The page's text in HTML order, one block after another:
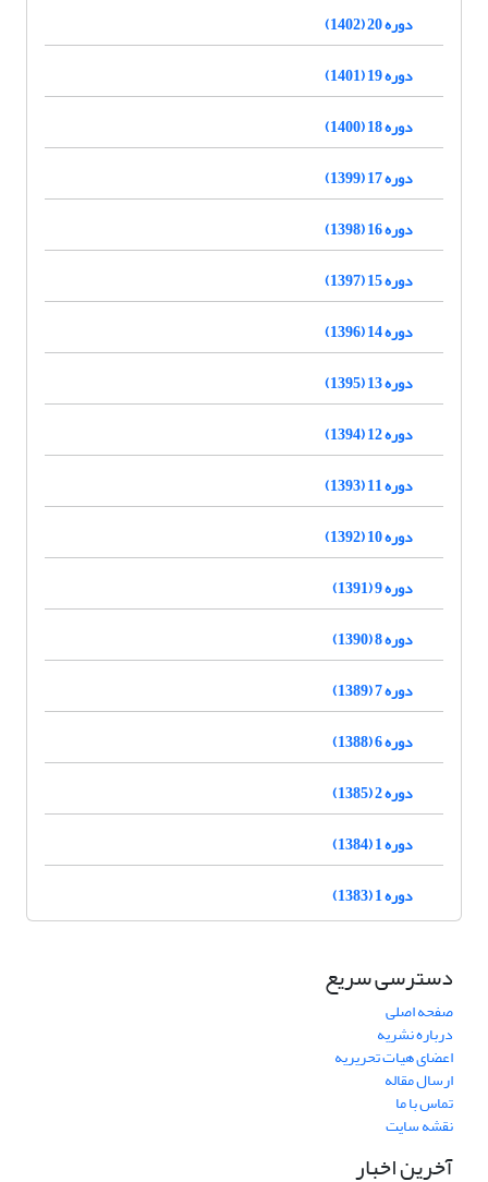
دوره 20 (1402)
دوره 19 (1401)
دوره 18 (1400)
دوره 17 (1399)
دوره 16 (1398)
دوره 15 (1397)
دوره 14 (1396)
دوره 13 (1395)
دوره 12 (1394)
دوره 11 (1393)
دوره 10 (1392)
دوره 9 (1391)
دوره 8 (1390)
دوره 7 (1389)
دوره 6 (1388)
دوره 2 (1385)
دوره 1 (1384)
دوره 1 (1383)
دسترسی سریع
صفحه اصلی
درباره نشریه
اعضای هیات تحریریه
ارسال مقاله
تماس با ما
نقشه سایت
آخرین اخبار